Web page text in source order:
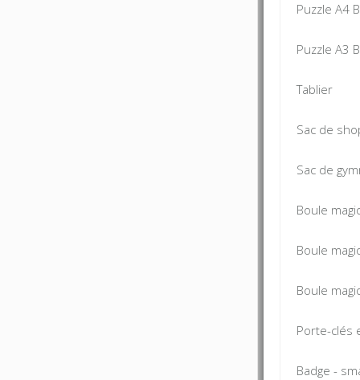
Puzzle A4
Puzzle A3
Tablier
Sac de
Sac de
Boule
Boule
Boule
Porte-clés
Badge -